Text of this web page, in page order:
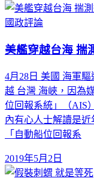
國政評論
美艦穿越台海 揣
4月28日 美國 海軍
越 台灣 海峽，因為
位回報系統」（AIS
內有心人士解讀是
「自動船位回報系
2019年5月2日